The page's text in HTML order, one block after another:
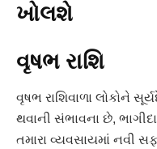
ખોલશે
વૃષભ રાશિ
વૃષભ રાશિવાળા લોકોને
થવાની સંભાવના છે,
તમારા વ્યવસાયમાં નવી